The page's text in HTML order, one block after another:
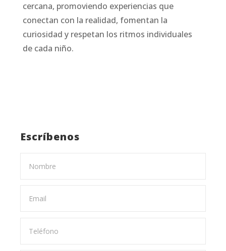
cercana, promoviendo experiencias que
conectan con la realidad, fomentan la
curiosidad y respetan los ritmos individuales
de cada niño.
Escríbenos